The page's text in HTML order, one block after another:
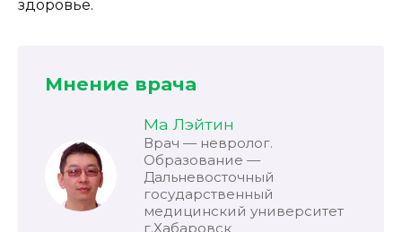
здоровье.
Мнение врача
Ма Лэйтин
Врач — невролог.
Образование —
Дальневосточный
государственный
медицинский университет
г.Хабаровск